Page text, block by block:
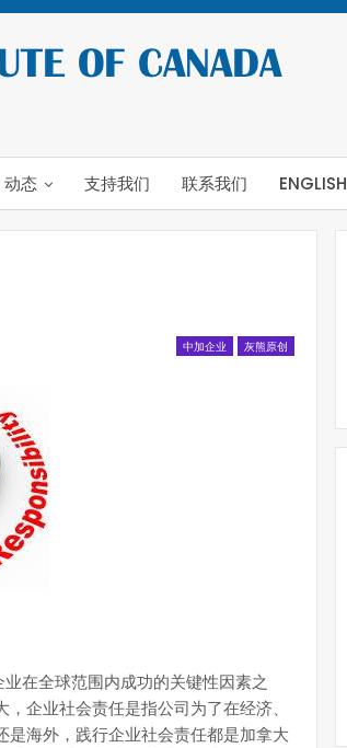
动态 支持我们 联系我们 ENGLISH
中加企业 灰熊原创
在全球范围内成功的关键性因素之
企业社会责任是指公司为了在经济、
海外，践行企业社会责任都是加拿大